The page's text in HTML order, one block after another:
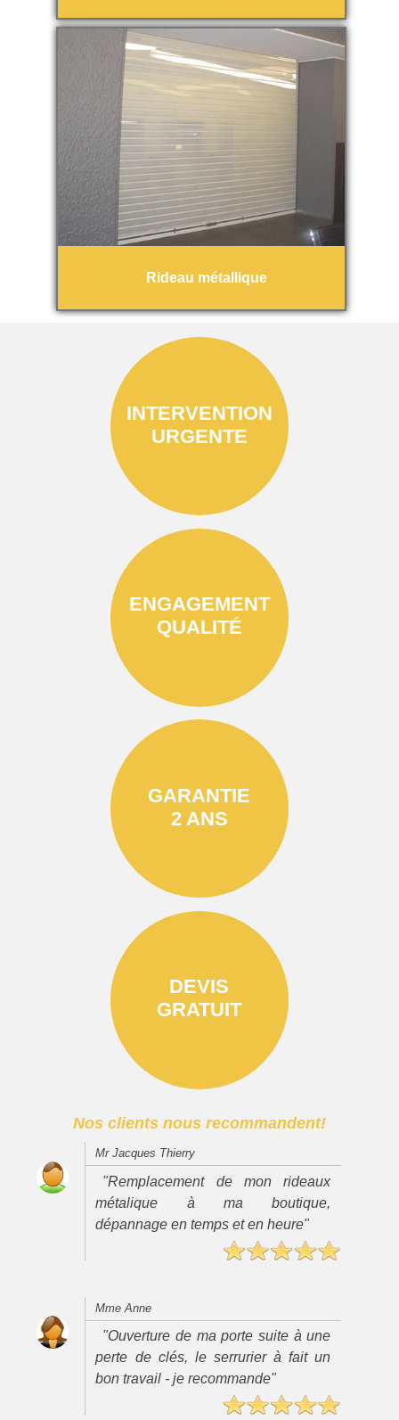
Rideau métallique
INTERVENTION
URGENTE
ENGAGEMENT
QUALITÉ
GARANTIE
2 ANS
DEVIS
GRATUIT
Nos clients nous recommandent!
Mr Jacques Thierry
"Remplacement de mon rideaux
métalique à ma boutique,
dépannage en temps et en heure"
Mme Anne
"Ouverture de ma porte suite à une
perte de clés, le serrurier à fait un
bon travail - je recommande"